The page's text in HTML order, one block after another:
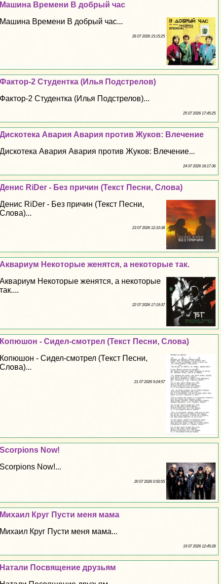
Машина Времени В добрый час
Машина Времени В добрый час...
26 07 2026 15:15:25
Фактор-2 Студентка (Илья Подстрелов)
Фактор-2 Студентка (Илья Подстрелов)...
25 07 2026 17:45:25
Дискотека Авария Авария против Жуков: Влечение
Дискотека Авария Авария против Жуков: Влечение...
24 07 2026 16:17:36
Денис RiDer - Без причин (Текст Песни, Слова)
Денис RiDer - Без причин (Текст Песни,
Слова)...
23 07 2026 12:10:38
Аквариум Некоторые женятся, а некоторые так.
Аквариум Некоторые женятся, а некоторые
так....
22 07 2026 17:19:37
Копюшон - Сидел-смотрел (Текст Песни, Слова)
Копюшон - Сидел-смотрел (Текст Песни,
Слова)...
21 07 2026 9:24:57
Scorpions Now!
Scorpions Now!...
20 07 2026 0:50:55
Михаил Круг Пусти меня мама
Михаил Круг Пусти меня мама...
19 07 2026 12:45:28
Натали Посвящение друзьям